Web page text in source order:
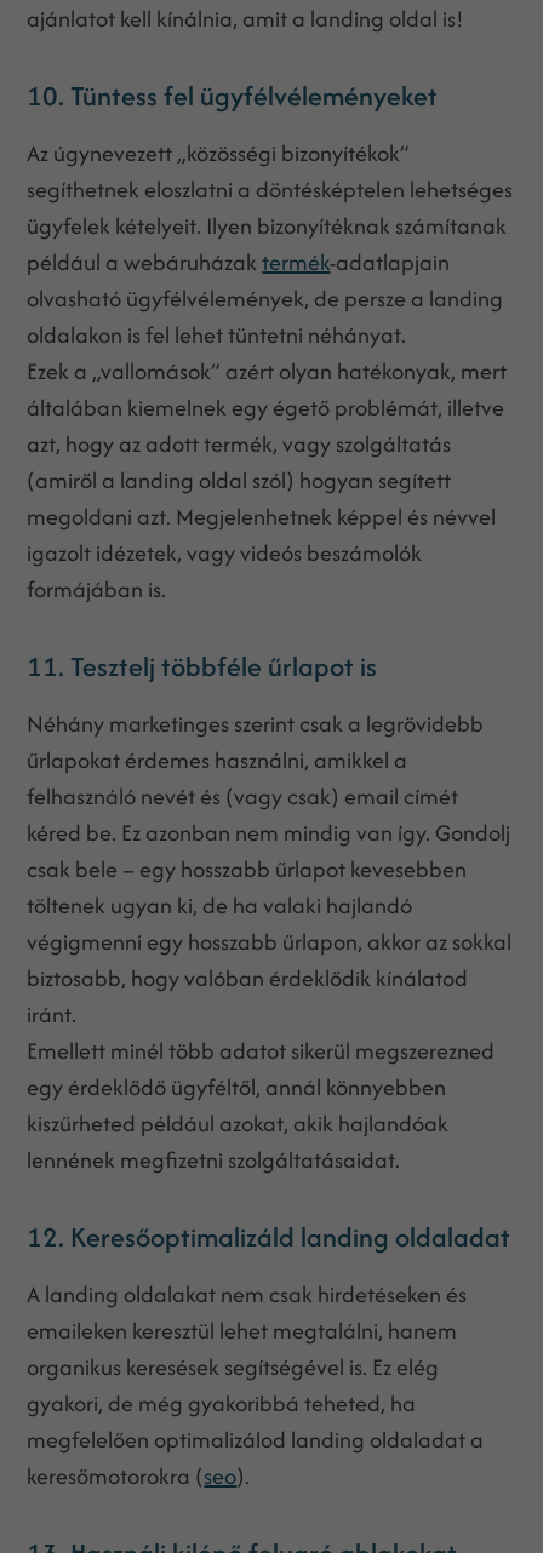
ajánlatot kell kínálnia, amit a landing oldal is!
10. Tüntess fel ügyfélvéleményeket
Az úgynevezett „közösségi bizonyítékok”
segíthetnek eloszlatni a döntésképtelen lehetséges
ügyfelek kételyeit. Ilyen bizonyítéknak számítanak
például a webáruházaktermék-adatlapjain
olvasható ügyfélvélemények, de persze a landing
oldalakon is fel lehet tüntetni néhányat.
Ezek a „vallomások” azért olyan hatékonyak, mert
általában kiemelnek egy égető problémát, illetve
azt, hogy az adott termék, vagy szolgáltatás
(amiről a landing oldal szól) hogyan segített
megoldani azt. Megjelenhetnek képpel és névvel
igazolt idézetek, vagy videós beszámolók
formájában is.
11. Tesztelj többféle űrlapot is
Néhány marketinges szerint csak a legrövidebb
űrlapokat érdemes használni, amikkel a
felhasználó nevét és (vagy csak) email címét
kéred be. Ez azonban nem mindig van így. Gondolj
csak bele – egy hosszabb űrlapot kevesebben
töltenek ugyan ki, de ha valaki hajlandó
végigmenni egy hosszabb űrlapon, akkor az sokkal
biztosabb, hogy valóban érdeklődik kínálatod
iránt.
Emellett minél több adatot sikerül megszerezned
egy érdeklődő ügyféltől, annál könnyebben
kiszűrheted például azokat, akik hajlandóak
lennének megfizetni szolgáltatásaidat.
12. Keresőoptimalizáld landing oldaladat
A landing oldalakat nem csak hirdetéseken és
emaileken keresztül lehet megtalálni, hanem
organikus keresések segítségével is. Ez elég
gyakori, de még gyakoribbá teheted, ha
megfelelően optimalizálod landing oldaladat a
keresőmotorokra (seo).